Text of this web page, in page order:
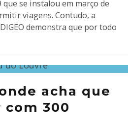
que se instalou em março de
viagens. Contudo, a
demonstra que por todo
acha que
300